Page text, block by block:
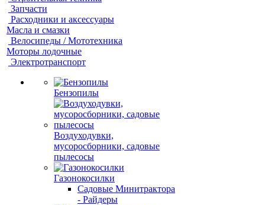
Запчасти
Расходники и аксессуары
Масла и смазки
Велосипеды / Мототехника
Моторы лодочные
Электротранспорт
Бензопилы
Воздуходувки,
мусоросборники, cадовые
пылесосы
Газонокосилки
Садовые Минитрактора
- Райдеры